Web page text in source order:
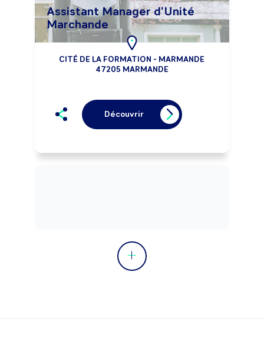
Assistant Manager d'Unité
Marchande
CITÉ DE LA FORMATION - MARMANDE
47205 MARMANDE
Découvrir